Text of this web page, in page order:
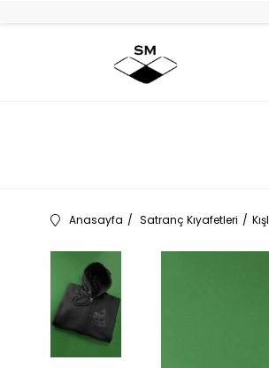
Anasayfa Satranç Kıyafetleri